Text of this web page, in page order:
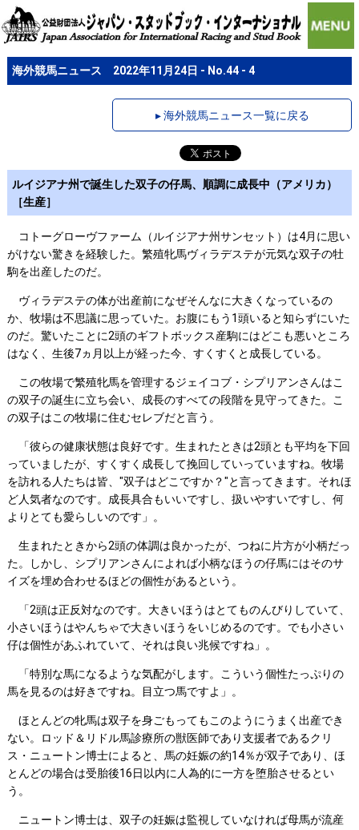
海外競馬ニュース 2022年11月24日 - No.44 - 4
▸ 海外競馬ニュース一覧に戻る
ルイジアナ州で誕生した双子の仔馬、順調に成長中（アメリカ）
［生産］
コトーグローヴファーム（ルイジアナ州サンセット）は4月に思い
がけない驚きを経験した。繁殖牝馬ヴィラデステが元気な双子の牡
駒を出産したのだ。
ヴィラデステの体が出産前になぜそんなに大きくなっているの
か、牧場は不思議に思っていた。お腹にもう1頭いると知らずにいた
のだ。驚いたことに2頭のギフトボックス産駒にはどこも悪いところ
はなく、生後7ヵ月以上が経った今、すくすくと成長している。
この牧場で繁殖牝馬を管理するジェイコブ・シプリアンさんはこ
の双子の誕生に立ち会い、成長のすべての段階を見守ってきた。こ
の双子はこの牧場に住むセレブだと言う。
「彼らの健康状態は良好です。生まれたときは2頭とも平均を下回
っていましたが、すくすく成長して挽回していっていますね。牧場
を訪れる人たちは皆、"双子はどこですか？"と言ってきます。それほ
ど人気者なのです。成長具合もいいですし、扱いやすいですし、何
よりとても愛らしいのです」。
生まれたときから2頭の体調は良かったが、つねに片方が小柄だっ
た。しかし、シプリアンさんによれば小柄なほうの仔馬にはそのサ
イズを埋め合わせるほどの個性があるという。
「2頭は正反対なのです。大きいほうはとてものんびりしていて、
小さいほうはやんちゃで大きいほうをいじめるのです。でも小さい
仔は個性があふれていて、それは良い兆候ですね」。
「特別な馬になるような気配がします。こういう個性たっぷりの
馬を見るのは好きですね。目立つ馬ですよ」。
ほとんどの牝馬は双子を身ごもってもこのようにうまく出産でき
ない。ロッド＆リドル馬診療所の獣医師であり支援者であるクリ
ス・ニュートン博士によると、馬の妊娠の約14％が双子であり、ほ
とんどの場合は受胎後16日以内に人為的に一方を堕胎させるとい
う。
ニュートン博士は、双子の妊娠は監視していなければ母馬が流産